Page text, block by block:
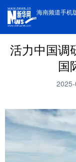
海南频道手机
活力中国调
国